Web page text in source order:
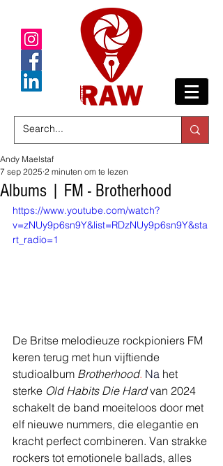
Albums | FM - Brotherhood
Andy Maelstaf
7 sep 2025 2 minuten om te lezen
https://www.youtube.com/watch?
v=zNUy9p6sn9Y&list=RDzNUy9p6sn9Y&sta
rt_radio=1
De Britse melodieuze rockpioniers FM
keren terug met hun vijftiende
studioalbum Brotherhood. Na het
sterke Old Habits Die Hard van 2024
schakelt de band moeiteloos door met
elf nieuwe nummers, die elegantie en
kracht perfect combineren. Van strakke
rockers tot emotionele ballads, alles